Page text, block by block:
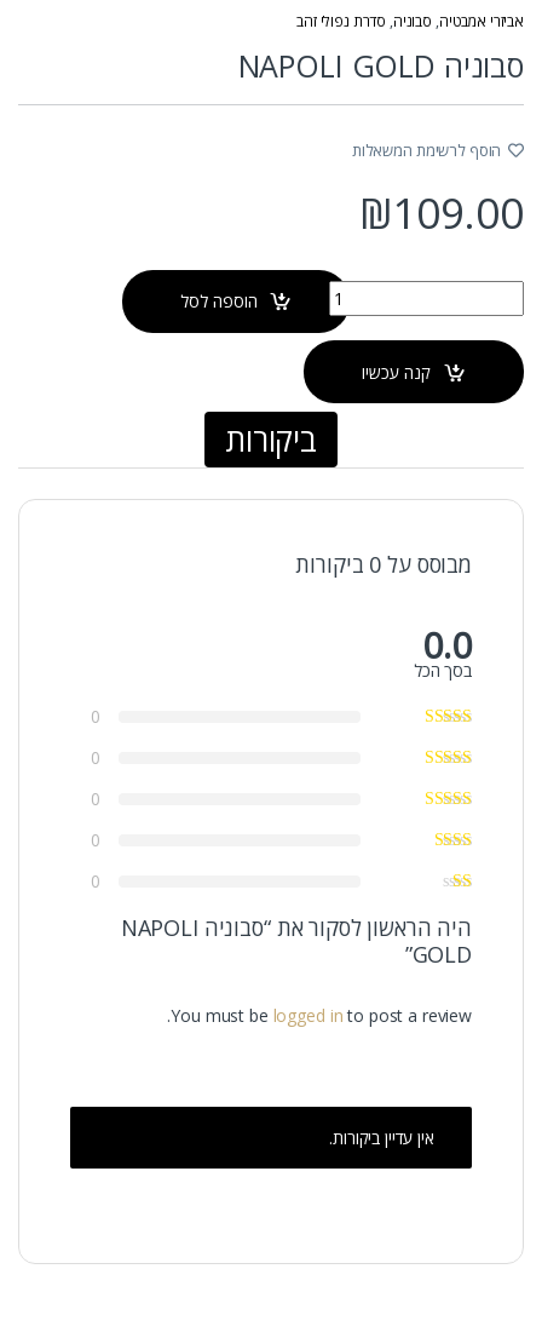
אביזרי אמבטיה, סבוניה, סדרת נפולי זהב
סבוניה NAPOLI GOLD
הוסף לרשימת המשאלות
₪109.00
הוספה לסל
קנה עכשיו
ביקורות
מבוסס על 0 ביקורות
0.0
בסך הכל
0
0
0
0
0
היה הראשון לסקור את “סבוניה NAPOLI
GOLD”
You must be logged into post a review.
אין עדיין ביקורות.